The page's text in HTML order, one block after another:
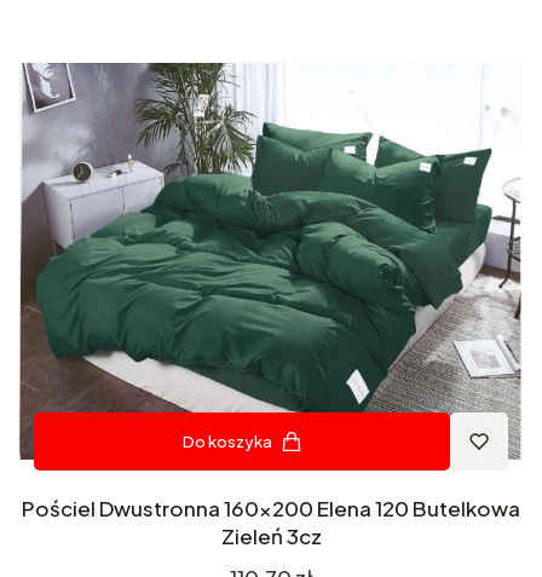
Do koszyka
Pościel Dwustronna 160x200 Elena 120 Butelkowa
Zieleń 3cz